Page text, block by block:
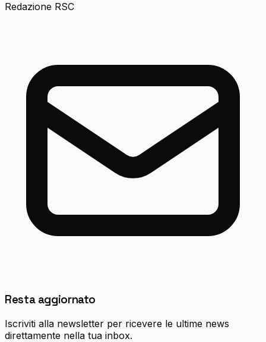
Redazione RSC
Resta aggiornato
Iscriviti alla newsletter per ricevere le ultime news
direttamente nella tua inbox.